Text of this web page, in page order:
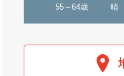
55～64歳 晴